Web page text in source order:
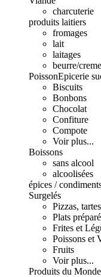
charcuterie
produits laitiers
fromages
lait
laitages
beurre/creme
PoissonEpicerie
Biscuits
Bonbons
Chocolat
Confiture
Compote
Voir plus...
Boissons
sans alcool
alcoolisées
épices /
Surgelés
Pizzas,
Plats
Frites et
Poissons et
Fruits
Voir plus...
Produits du Monde